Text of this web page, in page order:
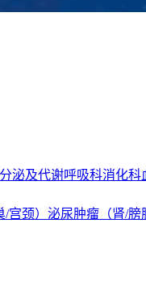
泌及代谢呼吸科消化科
宫颈） 泌尿肿瘤（肾/膀